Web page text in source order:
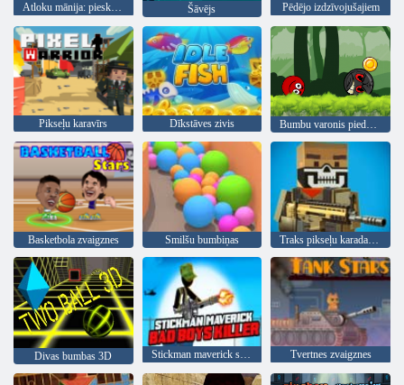
Atloku mānija: pieskarieties, lai izdzīvotu Šāvējs Pēdējo izdzīvojušajiem
Pikseļu karavīrs Dīkstāves zivis Bumbu varonis piedzīvojums: sarkans lielība bumbu
Basketbola zvaigznes Smilšu bumbiņas Traks pikseļu karadarbība
Divas bumbas 3D Stickman maverick slikto zēnu slepkava Tvertnes zvaigznes